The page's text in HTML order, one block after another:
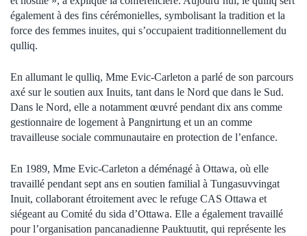
également à des fins cérémonielles, symbolisant la tradition et la
force des femmes inuites, qui s’occupaient traditionnellement du
qulliq.
En allumant le qulliq, Mme Evic-Carleton a parlé de son parcours
axé sur le soutien aux Inuits, tant dans le Nord que dans le Sud.
Dans le Nord, elle a notamment œuvré pendant dix ans comme
gestionnaire de logement à Pangnirtung et un an comme
travailleuse sociale communautaire en protection de l’enfance.
En 1989, Mme Evic-Carleton a déménagé à Ottawa, où elle
travaillé pendant sept ans en soutien familial à Tungasuvvingat
Inuit, collaborant étroitement avec le refuge CAS Ottawa et
siégeant au Comité du sida d’Ottawa. Elle a également travaillé
pour l’organisation pancanadienne Pauktuutit, qui représente les